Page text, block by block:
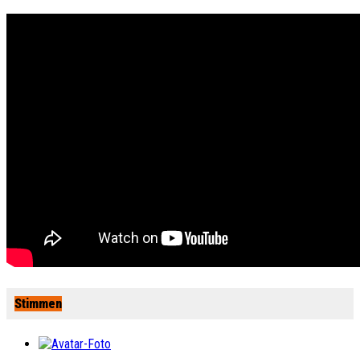
Stimmen